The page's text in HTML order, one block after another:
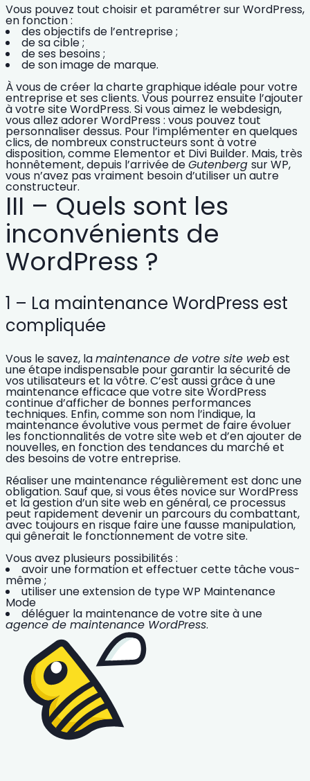
Vous pouvez tout choisir et paramétrer sur WordPress,
en fonction :
des objectifs de l’entreprise ;
de sa cible ;
de ses besoins ;
de son image de marque.
À vous de créer lacharte graphique idéale pour votre
entreprise et ses clients. Vous pourrez ensuite l’ajouter
à votre site WordPress. Si vous aimez lewebdesign,
vous allez adorer WordPress : vous pouvez tout
personnaliser dessus. Pour l’implémenter en quelques
clics, de nombreuxconstructeurs sont à votre
disposition, comme Elementor et Divi Builder. Mais, très
honnêtement, depuis l’arrivée deGutenberg sur WP,
vous n’avez pas vraiment besoin d’utiliser un autre
constructeur.
III – Quels sont les
inconvénients de
WordPress ?
1 – La maintenance WordPress est
compliquée
Vous le savez, lamaintenance de votre site webest
une étape indispensable pour garantir lasécuritéde
vos utilisateurs et la vôtre. C’est aussi grâce à une
maintenance efficace que votre site WordPress
continue d’afficher de bonnes performances
techniques. Enfin, comme son nom l’indique, la
maintenance évolutivevous permet de faire évoluer
les fonctionnalités de votre site web et d’en ajouter de
nouvelles, en fonction des tendances du marché et
des besoins de votre entreprise.
Réaliser une maintenance régulièrement est donc une
obligation. Sauf que, si vous êtes novice sur WordPress
et la gestion d’un site web en général, ce processus
peut rapidement devenir un parcours du combattant,
avec toujours en risque faire une fausse manipulation,
qui gênerait le fonctionnement de votre site.
Vous avez plusieurs possibilités :
avoir une formation et effectuer cette tâche vous-
même ;
utiliserune extension de type WP Maintenance
Mode
déléguer la maintenancede votre site à une
agence de maintenance WordPress.